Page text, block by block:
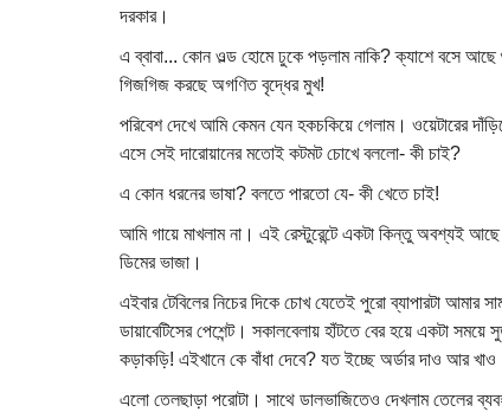
দরকার।
এ ব্বাবা... কোন ওল্ড হোমে ঢুকে পড়লাম নাকি? ক্যাশে বসে
গিজগিজ করছে অগণিত বৃদ্ধের মুখ!
পরিবেশ দেখে আমি কেমন যেন হকচকিয়ে গেলাম। ওয়েটারের
এসে সেই দারোয়ানের মতোই কটমট চোখে বললো- কী চাই?
এ কোন ধরনের ভাষা? বলতে পারতো যে- কী খেতে চাই!
আমি গায়ে মাখলাম না। এই রেস্টুরেন্টে একটা কিন্তু অবশ্যই
ডিমের ভাজা।
এইবার টেবিলের নিচের দিকে চোখ যেতেই পুরো ব্যাপারটা
ডায়াবেটিসের পেশেন্ট। সকালবেলায় হাঁটতে বের হয়ে একটা
কড়াকড়ি! এইখানে কে বাঁধা দেবে? যত ইচ্ছে অর্ডার দাও আর
এলো তেলছাড়া পরোটা। সাথে ডালভাজিতেও দেখলাম তেলের